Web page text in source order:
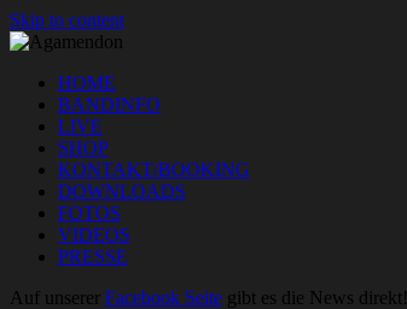
Skip to content
HOME
BANDINFO
LIVE
SHOP
KONTAKT/BOOKING
DOWNLOADS
FOTOS
VIDEOS
PRESSE
Auf unserer Facebook Seite gibt es die News direkt!